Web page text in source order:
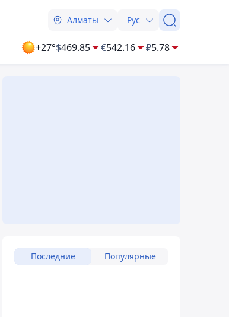
Алматы Рус
+27°$469.85 €542.16 ₽5.78
Последние Популярные